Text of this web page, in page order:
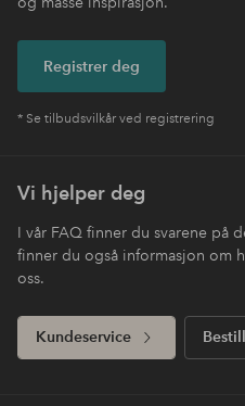
Registrer deg
* Se tilbudsvilkår ved registrering
Vi hjelper deg
I vår FAQ finner du svarene på
finner du også informasjon om
oss.
Kundeservice